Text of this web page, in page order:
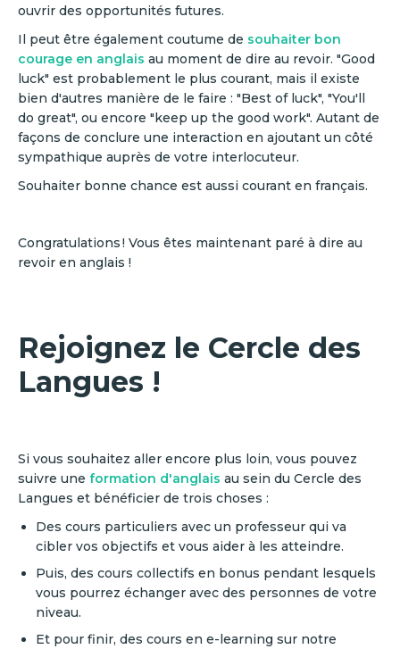
ouvrir des opportunités futures.
Il peut être également coutume de souhaiter bon
courage en anglais au moment de dire au revoir. "Good
luck" est probablement le plus courant, mais il existe
bien d'autres manière de le faire : "Best of luck", "You'll
do great", ou encore "keep up the good work". Autant de
façons de conclure une interaction en ajoutant un côté
sympathique auprès de votre interlocuteur.
Souhaiter bonne chance est aussi courant en français.
Congratulations ! Vous êtes maintenant paré à dire au
revoir en anglais !
Rejoignez le Cercle des
Langues !
Si vous souhaitez aller encore plus loin, vous pouvez
suivre une formation d'anglais au sein du Cercle des
Langues et bénéficier de trois choses :
Des cours particuliers avec un professeur qui va
cibler vos objectifs et vous aider à les atteindre.
Puis, des cours collectifs en bonus pendant lesquels
vous pourrez échanger avec des personnes de votre
niveau.
Et pour finir, des cours en e-learning sur notre